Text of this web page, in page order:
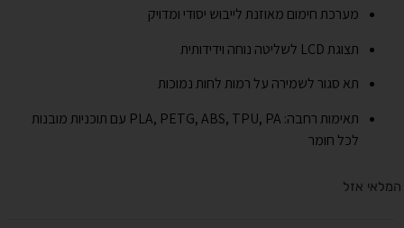
מערכת חימום מאוזנת לייבוש יסודי ומדויק
תצוגת LCD לשליטה נוחה וידידותית
תא סגור לשמירה על רמות לחות נמוכות
תאימות רחבה: PLA, PETG, ABS, TPU, PA עם תוכניות מובנות
לכל חומר
המלאי אזל